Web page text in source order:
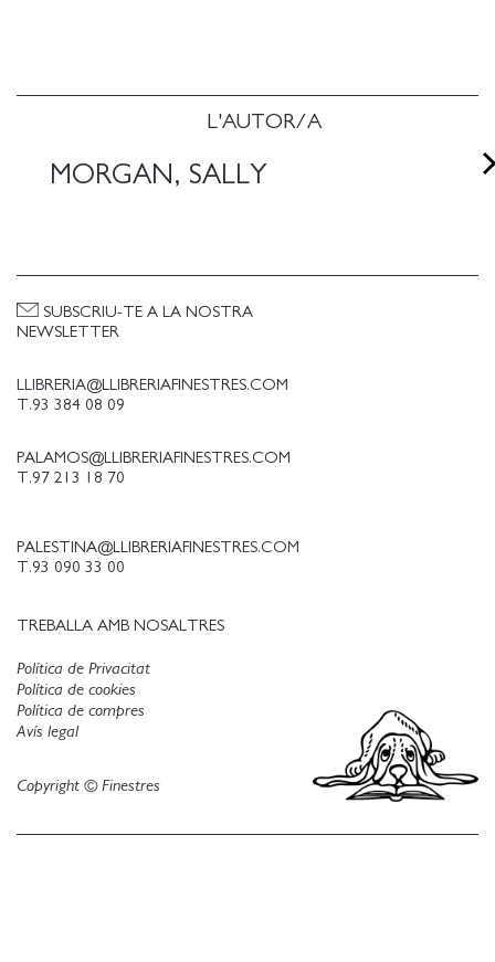
L'AUTOR/A
MORGAN, SALLY
LLIBRERIA@LLIBRERIAFINESTRES.COM
T.93 384 08 09
PALAMOS@LLIBRERIAFINESTRES.COM
T.97 213 18 70
PALESTINA@LLIBRERIAFINESTRES.COM
T.93 090 33 00
TREBALLA AMB NOSALTRES
SUBSCRIU-TE A LA NOSTRA
NEWSLETTER
Política de Privacitat
Política de cookies
Avís legal
Política de compres
Copyright © Finestres